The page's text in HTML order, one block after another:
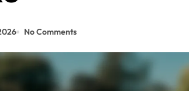
No Comments